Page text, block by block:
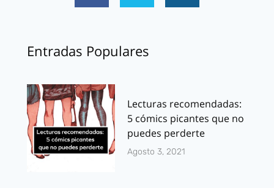
Entradas Populares
Lecturas recomendadas:
5 cómics picantes que no
puedes perderte
Agosto 3, 2021